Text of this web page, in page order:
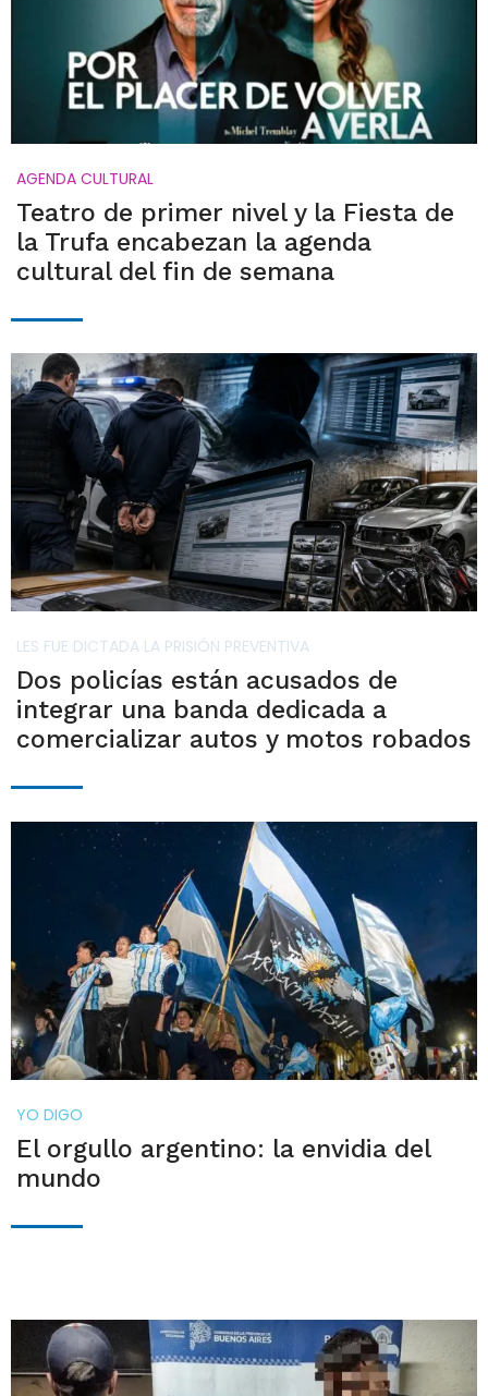
AGENDA CULTURAL
Teatro de primer nivel y la Fiesta de
la Trufa encabezan la agenda
cultural del fin de semana
LES FUE DICTADA LA PRISIÓN PREVENTIVA
Dos policías están acusados de
integrar una banda dedicada a
comercializar autos y motos robados
YO DIGO
El orgullo argentino: la envidia del
mundo